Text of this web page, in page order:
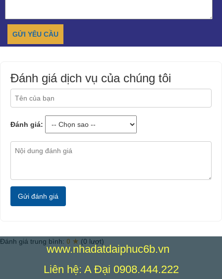
Đánh giá dịch vụ của chúng tôi
Đánh giá:
Gửi đánh giá
www.nhadatdaiphuc6b.vn
Liên hệ: A Đại 0908.444.222
Đánh giá trung bình: 0 ★ (0 lượt)